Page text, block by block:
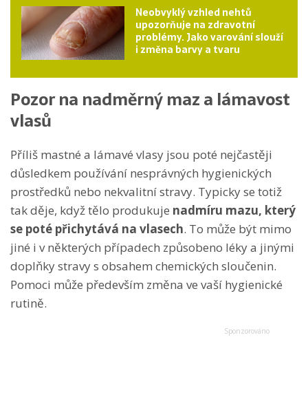
Neobvyklý vzhled nehtů
upozorňuje na zdravotní
problémy. Jako varování slouží
i změna barvy a tvaru
Pozor na nadměrný maz a lámavost
vlasů
Příliš mastné a lámavé vlasy jsou poté nejčastěji
důsledkem používání nesprávných hygienických
prostředků nebo nekvalitní stravy. Typicky se totiž
tak děje, když tělo produkuje nadmíru mazu, který
se poté přichytává na vlasech. To může být mimo
jiné i v některých případech způsobeno léky a jinými
doplňky stravy s obsahem chemických sloučenin.
Pomoci může především změna ve vaší hygienické
rutině.